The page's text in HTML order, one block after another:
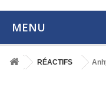
MENU
RÉACTIFS